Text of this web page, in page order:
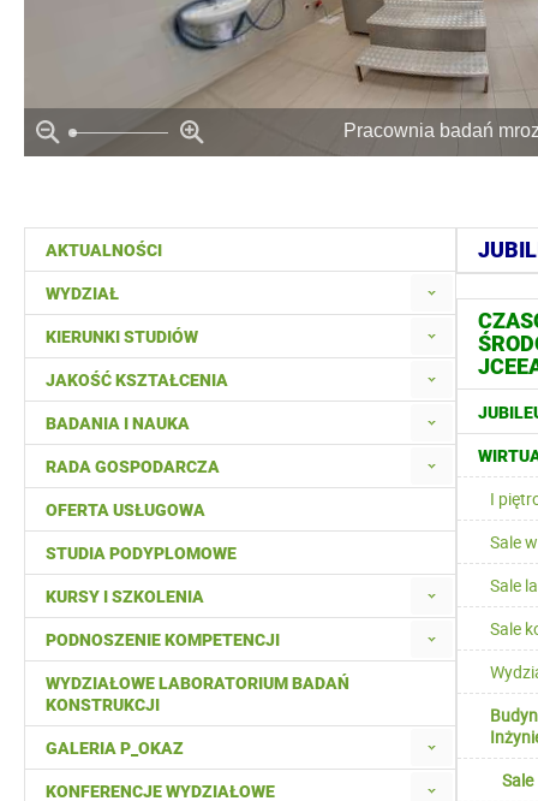
AKTUALNOŚCI
WYDZIAŁ
KIERUNKI STUDIÓW
JAKOŚĆ KSZTAŁCENIA
BADANIA I NAUKA
RADA GOSPODARCZA
OFERTA USŁUGOWA
STUDIA PODYPLOMOWE
KURSY I SZKOLENIA
PODNOSZENIE KOMPETENCJI
WYDZIAŁOWE LABORATORIUM BADAŃ
KONSTRUKCJI
GALERIA P_OKAZ
KONFERENCJE WYDZIAŁOWE
I
Sale
Sale
Sale
Pracownia badań